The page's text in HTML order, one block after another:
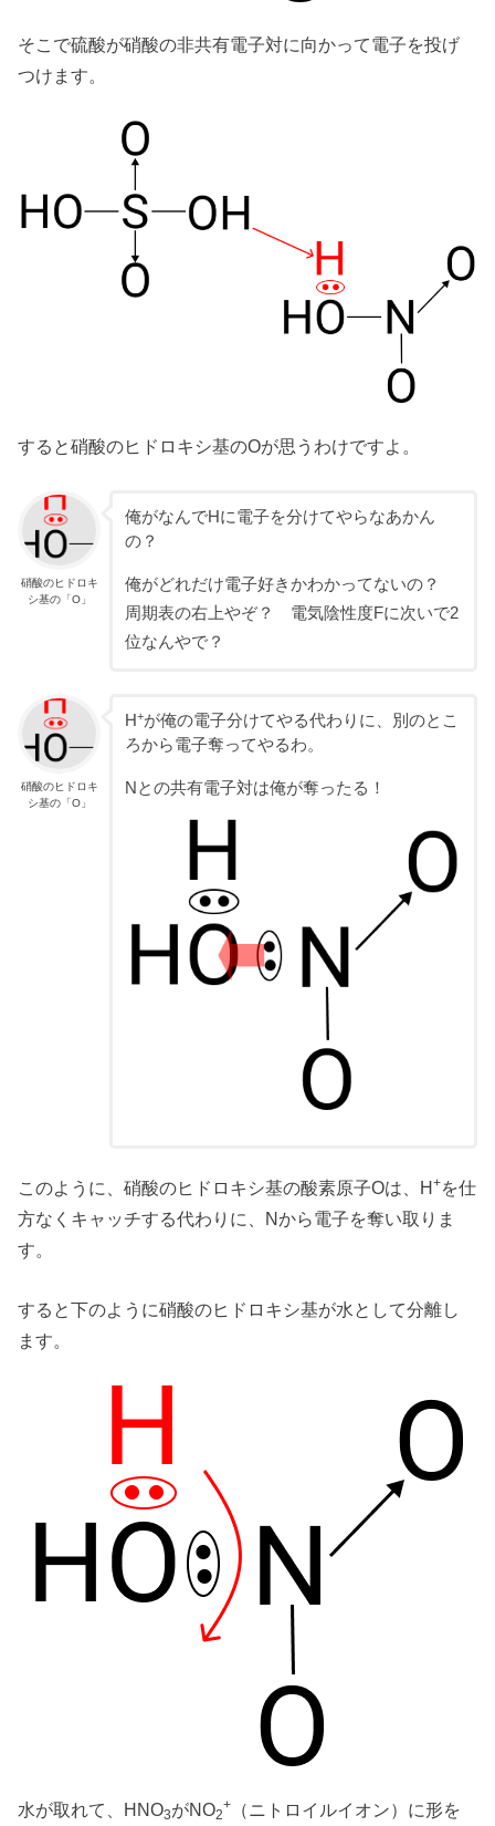
そこで硫酸が硝酸の非共有電子対に向かって電子を投げ
つけます。
すると硝酸のヒドロキシ基のOが思うわけですよ。
硝酸のヒドロキ
シ基の「O」
俺がなんでHに電子を分けてやらなあかん
の？
俺がどれだけ電子好きかわかってないの？
周期表の右上やぞ？ 電気陰性度Fに次いで2
位なんやで？
硝酸のヒドロキ
シ基の「O」
H+が俺の電子分けてやる代わりに、別のとこ
ろから電子奪ってやるわ。
Nとの共有電子対は俺が奪ったる！
このように、硝酸のヒドロキシ基の酸素原子Oは、H+を仕
方なくキャッチする代わりに、Nから電子を奪い取りま
す。
すると下のように硝酸のヒドロキシ基が水として分離し
ます。
水が取れて、HNO3がNO2
+ （ニトロイルイオン）に形を